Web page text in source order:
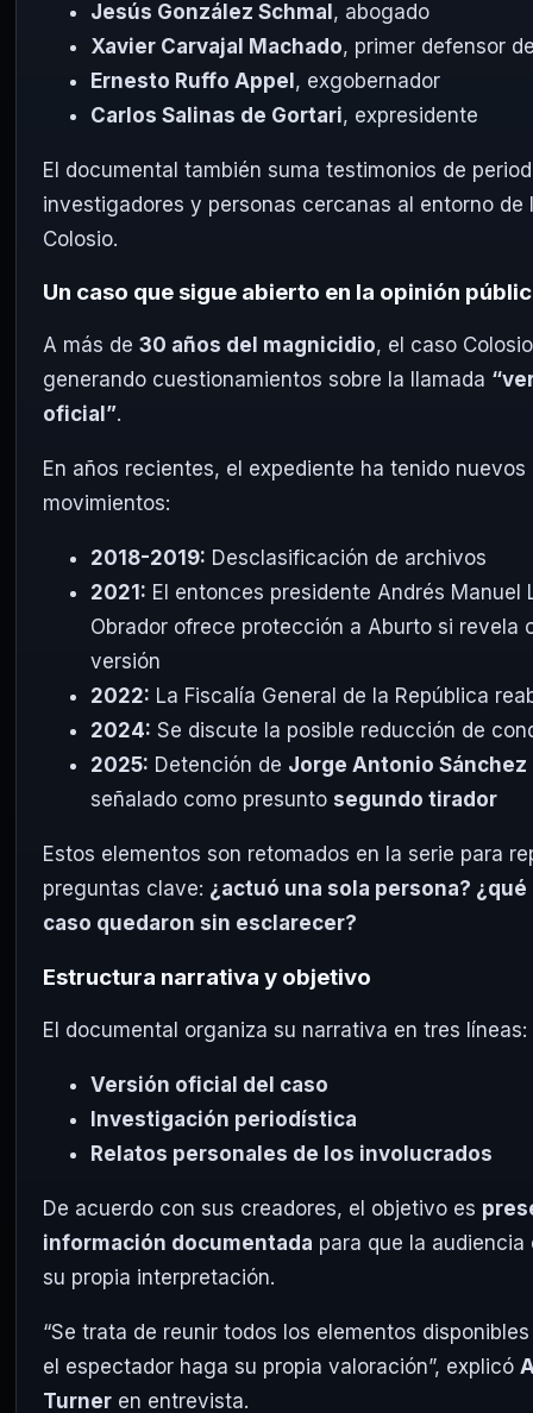
Jesús González Schmal, abogado
Xavier Carvajal Machado, primer defensor
Ernesto Ruffo Appel, exgobernador
Carlos Salinas de Gortari, expresidente
El documental también suma testimonios de
investigadores y personas cercanas al entorno de
Colosio.
Un caso que sigue abierto en la opinión
A más de 30 años del magnicidio, el caso
generando cuestionamientos sobre la llamada
oficial”.
En años recientes, el expediente ha tenido nuevos
movimientos:
2018-2019: Desclasificación de archivos
2021: El entonces presidente Andrés Manuel
Obrador ofrece protección a Aburto si revela
versión
2022: La Fiscalía General de la República
2024: Se discute la posible reducción de
2025: Detención de Jorge Antonio Sánchez
señalado como presunto segundo tirador
Estos elementos son retomados en la serie para
preguntas clave: ¿actuó una sola persona?
caso quedaron sin esclarecer?
Estructura narrativa y objetivo
El documental organiza su narrativa en tres líneas:
Versión oficial del caso
Investigación periodística
Relatos personales de los involucrados
De acuerdo con sus creadores, el objetivo es
información documentada para que la
su propia interpretación.
“Se trata de reunir todos los elementos
el espectador haga su propia valoración”, explicó
Turner en entrevista.